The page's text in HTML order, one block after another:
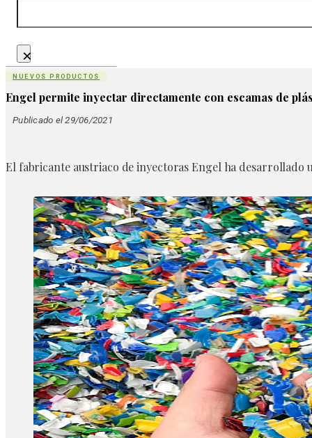
×
NUEVOS PRODUCTOS
Engel permite inyectar directamente con escamas de
Publicado el 29/06/2021
El fabricante austriaco de inyectoras Engel ha